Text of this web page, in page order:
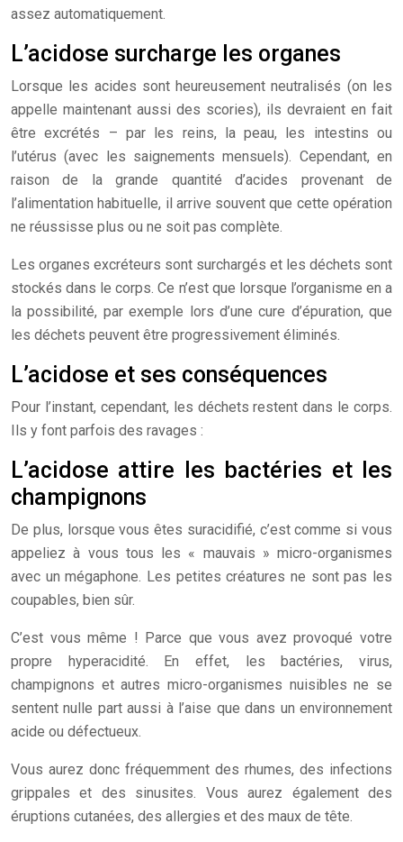
assez automatiquement.
L’acidose surcharge les organes
Lorsque les acides sont heureusement neutralisés (on les
appelle maintenant aussi des scories), ils devraient en fait
être excrétés – par les reins, la peau, les intestins ou
l’utérus (avec les saignements mensuels). Cependant, en
raison de la grande quantité d’acides provenant de
l’alimentation habituelle, il arrive souvent que cette opération
ne réussisse plus ou ne soit pas complète.
Les organes excréteurs sont surchargés et les déchets sont
stockés dans le corps. Ce n’est que lorsque l’organisme en a
la possibilité, par exemple lors d’une cure d’épuration, que
les déchets peuvent être progressivement éliminés.
L’acidose et ses conséquences
Pour l’instant, cependant, les déchets restent dans le corps.
Ils y font parfois des ravages :
L’acidose attire les bactéries et les
champignons
De plus, lorsque vous êtes suracidifié, c’est comme si vous
appeliez à vous tous les « mauvais » micro-organismes
avec un mégaphone. Les petites créatures ne sont pas les
coupables, bien sûr.
C’est vous même ! Parce que vous avez provoqué votre
propre hyperacidité. En effet, les bactéries, virus,
champignons et autres micro-organismes nuisibles ne se
sentent nulle part aussi à l’aise que dans un environnement
acide ou défectueux.
Vous aurez donc fréquemment des rhumes, des infections
grippales et des sinusites. Vous aurez également des
éruptions cutanées, des allergies et des maux de tête.